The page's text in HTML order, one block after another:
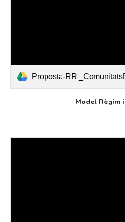
Proposta-
Model Règim